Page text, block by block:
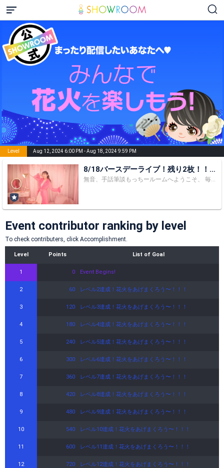
Level Aug 12, 2024 6:00 PM - Aug 18, 2024 9:59 PM
8/18バースデーライブ！残り2枚！！
中嶋元美
無音、手話筆談もっちールームへようこそ、 毎日配信中！時間は不定期 YouTuber始めました！！ チャンネル登録お願いします！ 耳の聞こえないアイドル！！ソロデビューに 向けて準備中✋ 頑張る時は頑張る子！！だからこそ 応援して後悔させない！！！ よろしくお願いします♡ 中嶋元美(Motomi Nakajima) 手話で歌っておどる女の子(*ˊ ˋ*) 夢はでっかく！！ 耳は聞こえません 趣味→裁縫、カメラ、夢の国に通う カフェでのカスタム、ふらり旅、ライブに行く 服をみる、買う、ぬいぐるみ収集、 食べる寝る！ 7/3 祝！！フォロワー300人♡ 7/12祝！！フォロワー400人 ♡ 7/16祝！！フォロワー500人♡ 7/25祝！！フォロワー600人♡ 9/3祝！！フォロワー700人♡ 9/18祝！！フォロワー800人♡ 9/26祝！！フォロワー900人♡ 10/1祝！！フォロワー1000人♡♡ 12/30祝！フォロワー1400人♡ 2023年やっと！！フォロワー2000人達成！！ ありがとうございます（๑⃙⃘ˊ꒳​ˋ๑⃙⃘） 目指せ！！5000人！！ 〈これまでのイベント参加歴〉 2017の6月下旬からshowroom始めました LARMEオーディション 予選、準々決勝 1位 準決勝 2位 決勝 10位 八月の誕生日イベント2位 CanCamオーディション 予選、準決勝 1位 決勝 2位 モデルプレスオーディション 初1位 モデルプレス年間王者 4位 神戸コレクション予選1位 決勝8位 福岡今日感モーニング出演権 審査員特別賞 アソビシステムイベント サイレントタイムズ出演イベント 1位 ＜これまでのおもな出演＞ 〇ＧＬＡＹ 「Eternally」プロモーションビデオ 出演。 〇Ｄlife ドラマ「東京ガードセンター」出演。 〇フジテレビ「若者たち2014」出演。 〇ＮＨＫ「ろうを生きる難聴を生きる」出演。 〇au ショップショートドラマ 「all for you ～ココロつながる、瞬間～ episode2.手話」篇 出演。 〇ももクロ7番勝負 佐々木彩夏vs手話あいらんど 〇Ayaka nation liveDVD 特典映像ちょこっと笑 〇福岡恋愛白書13、出演 【手話指導歴】 〇ボーイズ・オン・ザ・ラン 関ジャニ∞丸山隆平、平愛梨 〇若者たち2014 妻夫木聡、蒼井優、野村周平、 〇ホテルコンシェルジュ 西内まりや、浅利陽介 〇映画、帝一の國 菅田将暉、志尊淳、野村周平 〇福岡恋愛白書13 杉野遥亮、奈緒 ○silent 目黒蓮、川口春奈、夏帆、風間俊介 〇もっちーへのプレゼント、ファンレターの宛先〇 〒150-0001 東京都渋谷区神宮前5-28-5 W Building （株）W TOKYO SHOWROOM「中嶋元美」宛 ◯欲しいもの ノート、ペン！！w 無印のだともっと喜びます ❌食べ物 ❌高価なもの
Event contributor ranking by level
To check contributers, click Accomplishment.
Level Points List of Goal
1 0 Event Begins!
2 60 レベル2達成！花火をあげまくろう〜！！！
3 120 レベル3達成！花火をあげまくろう〜！！！
4 180 レベル4達成！花火をあげまくろう〜！！！
5 240 レベル5達成！花火をあげまくろう〜！！！
6 300 レベル6達成！花火をあげまくろう〜！！！
7 360 レベル7達成！花火をあげまくろう〜！！！
8 420 レベル8達成！花火をあげまくろう〜！！！
9 480 レベル9達成！花火をあげまくろう〜！！！
10 540 レベル10達成！花火をあげまくろう〜！！！
11 600 レベル11達成！花火をあげまくろう〜！！！
12 720 レベル12達成！花火をあげまくろう〜！！！